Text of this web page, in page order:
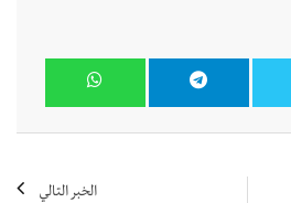
الخبر التالي